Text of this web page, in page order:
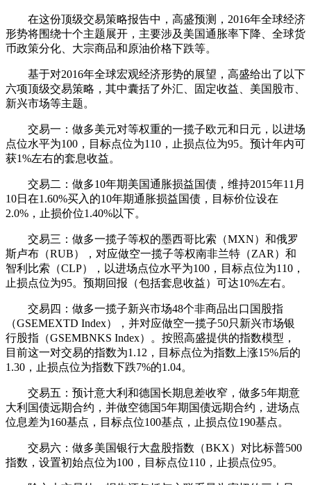
在这份顶级交易策略报告中，高盛预测，2016年全球经济
形势将围绕十个主题展开，主要涉及美国通胀率下降、全球货
币政策分化、大宗商品和原油价格下跌等。
基于对2016年全球宏观经济形势的展望，高盛给出了以下
六项顶级交易策略，其中囊括了外汇、固定收益、美国股市、
新兴市场等主题。
交易一：做多美元对等权重的一揽子欧元和日元，以进场
点位水平为100，目标点位为110，止损点位为95。预计年内可
获1%左右的套息收益。
交易二：做多10年期美国通胀损益国债，维持2015年11月
10日在1.60%买入的10年期通胀损益国债，目标价位设在
2.0%，止损价位1.40%以下。
交易三：做多一揽子等权的墨西哥比索（MXN）和俄罗
斯卢布（RUB），对应做空一揽子等权南非兰特（ZAR）和
智利比索（CLP），以进场点位水平为100，目标点位为110，
止损点位为95。预期回报（包括套息收益）可达10%左右。
交易四：做多一揽子新兴市场48个非商品出口国股指
（GSEMEXTD Index），并对应做空一揽子50只新兴市场银
行股指（GSEMBNKS Index）。按照高盛提供的指数模型，
目前这一对交易的指数为1.12，目标点位为指数上涨15%后的
1.30，止损点位为指数下跌7%的1.04。
交易五：预计意大利和德国长期息差收窄，做多5年期意
大利国债远期合约，并做空德国5年期国债远期合约，进场点
位息差为160基点，目标点位100基点，止损点位190基点。
交易六：做多美国银行大盘股指数（BKX）对比标普500
指数，设置初始点位为100，目标点位110，止损点位95。